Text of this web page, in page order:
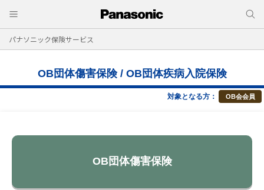
パナソニック保険サービス
OB団体傷害保険 / OB団体疾病入院保険
対象となる方： OB会会員
OB団体傷害保険